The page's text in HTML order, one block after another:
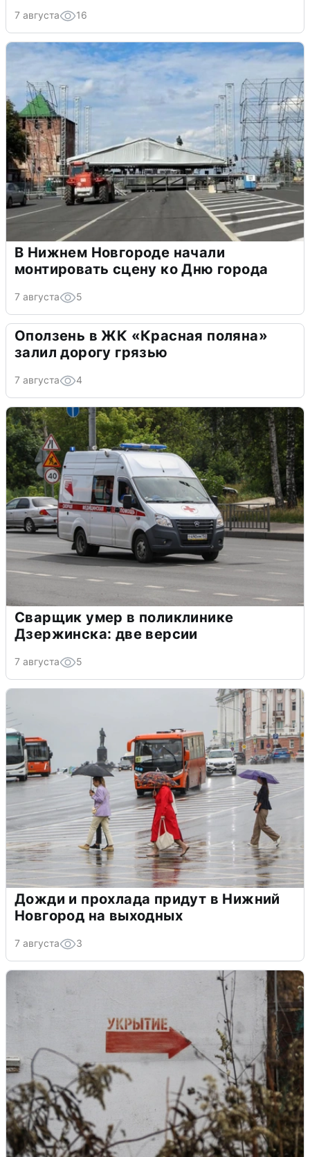
7 августа 16
В Нижнем Новгороде начали
монтировать сцену ко Дню города
7 августа 5
Оползень в ЖК «Красная поляна»
залил дорогу грязью
7 августа 4
Сварщик умер в поликлинике
Дзержинска: две версии
7 августа 5
Дожди и прохлада придут в Нижний
Новгород на выходных
7 августа 3